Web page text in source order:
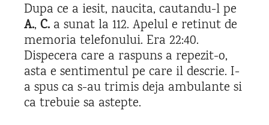
Dupa ce a iesit, naucita, cautandu-l pe
A., C. a sunat la 112. Apelul e retinut de
memoria telefonului. Era 22:40.
Dispecera care a raspuns a repezit-o,
asta e sentimentul pe care il descrie. I-
a spus ca s-au trimis deja ambulante si
ca trebuie sa astepte.